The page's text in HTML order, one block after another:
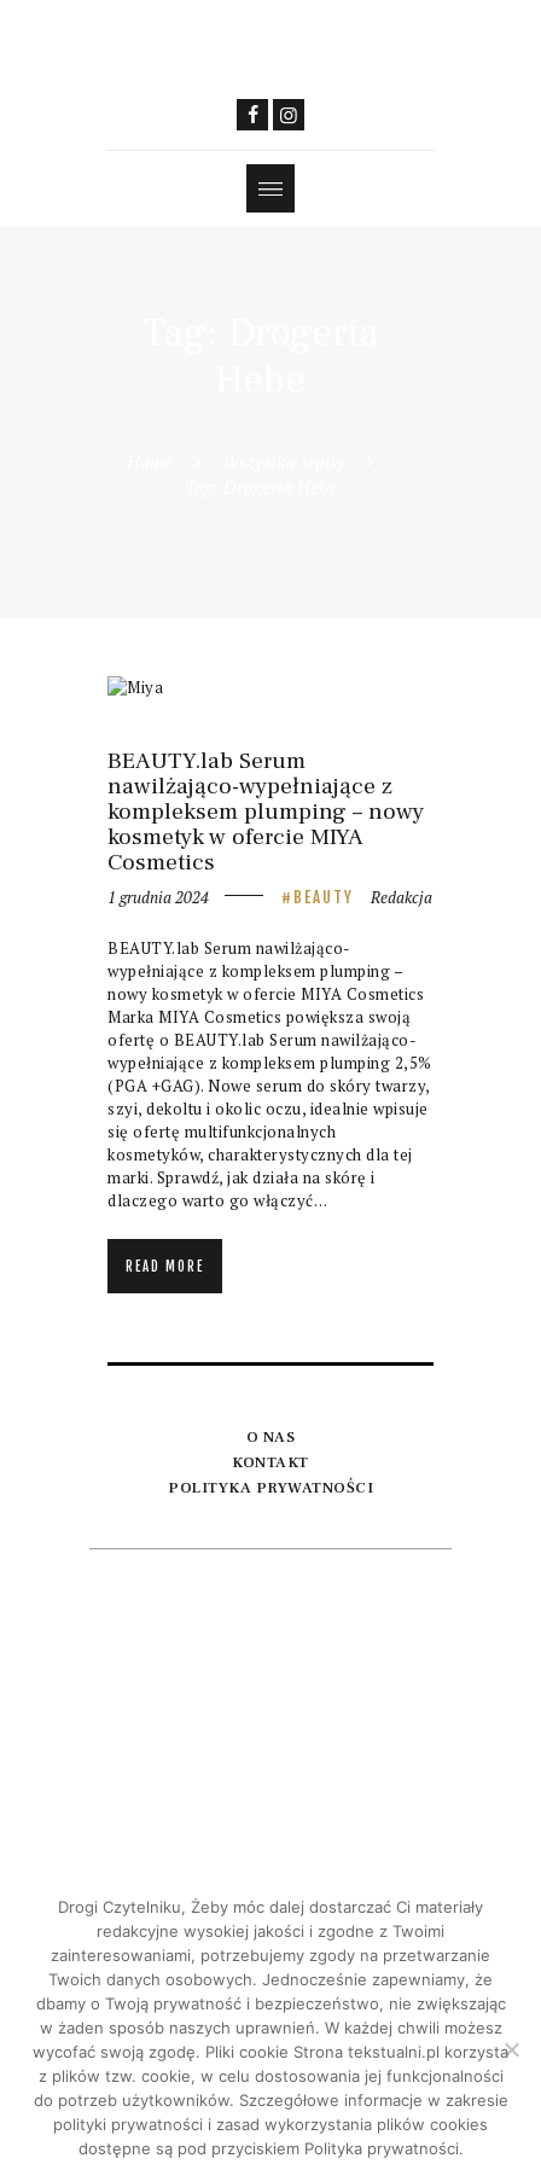
BEAUTY.lab Serum
nawilżająco-wypełniające z
kompleksem plumping – nowy
kosmetyk w ofercie MIYA
Cosmetics
1 grudnia 2024 BEAUTY Redakcja
BEAUTY.lab Serum nawilżająco-
wypełniające z kompleksem plumping –
nowy kosmetyk w ofercie MIYA Cosmetics
Marka MIYA Cosmetics powiększa swoją
ofertę o BEAUTY.lab Serum nawilżająco-
wypełniające z kompleksem plumping 2,5%
(PGA +GAG). Nowe serum do skóry twarzy,
szyi, dekoltu i okolic oczu, idealnie wpisuje
się ofertę multifunkcjonalnych
kosmetyków, charakterystycznych dla tej
marki. Sprawdź, jak działa na skórę i
dlaczego warto go włączyć…
READ MORE
O NAS
KONTAKT
POLITYKA PRYWATNOŚCI
INSTAGRAM
FACEBOOK
Tekstualni © 2026. Wszystkie prawa
zastrzeżone.
Drogi Czytelniku, Żeby móc dalej dostarczać Ci materiały
redakcyjne wysokiej jakości i zgodne z Twoimi
zainteresowaniami, potrzebujemy zgody na przetwarzanie
Twoich danych osobowych. Jednocześnie zapewniamy, że
dbamy o Twoją prywatność i bezpieczeństwo, nie zwiększając
w żaden sposób naszych uprawnień. W każdej chwili możesz
wycofać swoją zgodę. Pliki cookie Strona tekstualni.pl korzysta
z plików tzw. cookie, w celu dostosowania jej funkcjonalności
do potrzeb użytkowników. Szczegółowe informacje w zakresie
polityki prywatności i zasad wykorzystania plików cookies
dostępne są pod przyciskiem Polityka prywatności.